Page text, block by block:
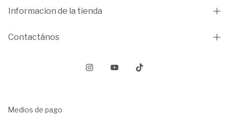
Informacion de la tienda
Contactános
Medios de pago